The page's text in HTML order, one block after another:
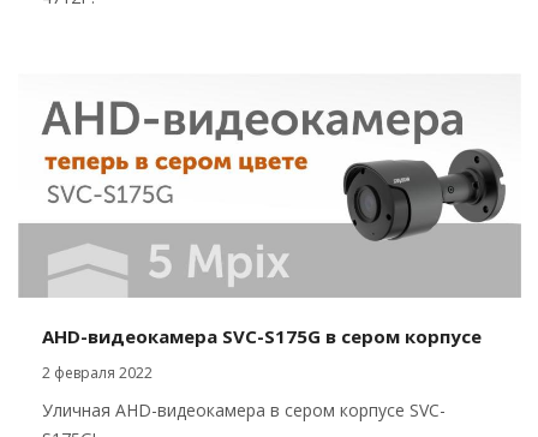
AHD-видеокамера SVC-S175G в сером корпусе
2 февраля 2022
Уличная AHD-видеокамера в сером корпусе SVC-